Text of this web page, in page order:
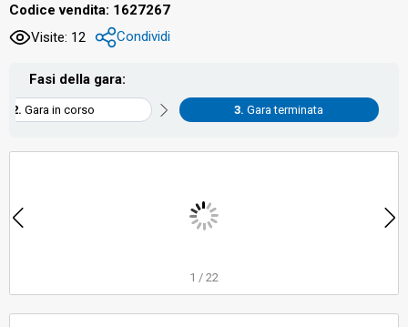
Codice vendita: 1627267
Visite: 12
Condividi
Fasi della gara:
Gara in corso Gara terminata
1 / 22